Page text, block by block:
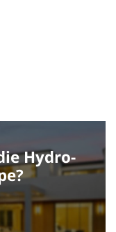
Hydro­